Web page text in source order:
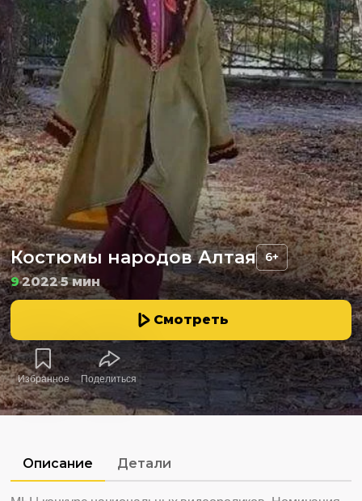
Костюмы народов Алтая 6+
920225 мин
Смотреть
Избранное Поделиться
Описание Детали